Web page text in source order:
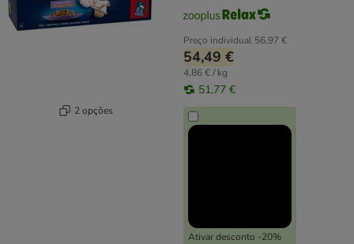
2 opções
Preço individual 56,97 €
54,49 €
4,86 € / kg
51,77 €
Ativar desconto -20%